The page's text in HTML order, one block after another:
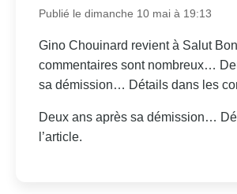
Publié le dimanche 10 mai à 19:13
Gino Chouinard revient à Salut
commentaires sont nombreux…
sa démission… Détails dans les
Deux ans après sa démission…
l’article.